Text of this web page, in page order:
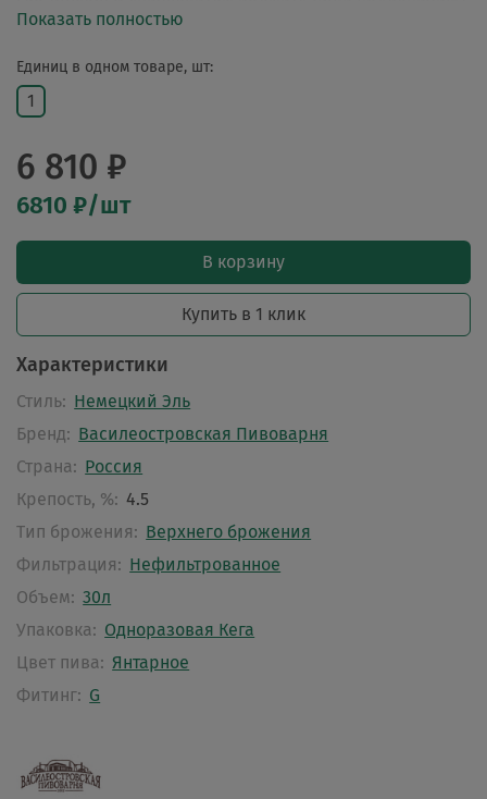
Единиц в одном товаре, шт:
1
6 810 ₽
6810 ₽/шт
В корзину
Купить в 1 клик
Характеристики
Стиль: Немецкий Эль
Бренд: Василеостровская Пивоварня
Страна: Россия
Крепость, %: 4.5
Тип брожения: Верхнего брожения
Фильтрация: Нефильтрованное
Объем: 30л
Упаковка: Одноразовая Кега
Цвет пива: Янтарное
Фитинг: G
нотки банана.
Показать полностью